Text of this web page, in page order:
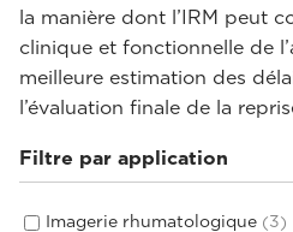
la manière dont l’IRM peut
clinique et fonctionnelle de
meilleure estimation des
l’évaluation finale de la
Filtre par application
Imagerie rhumatologique (3)